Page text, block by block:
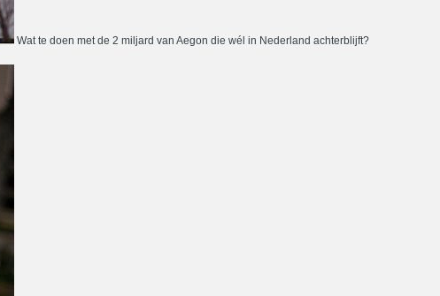
Wat te doen met de 2 miljard van Aegon die wél in Nederland achterblijft?